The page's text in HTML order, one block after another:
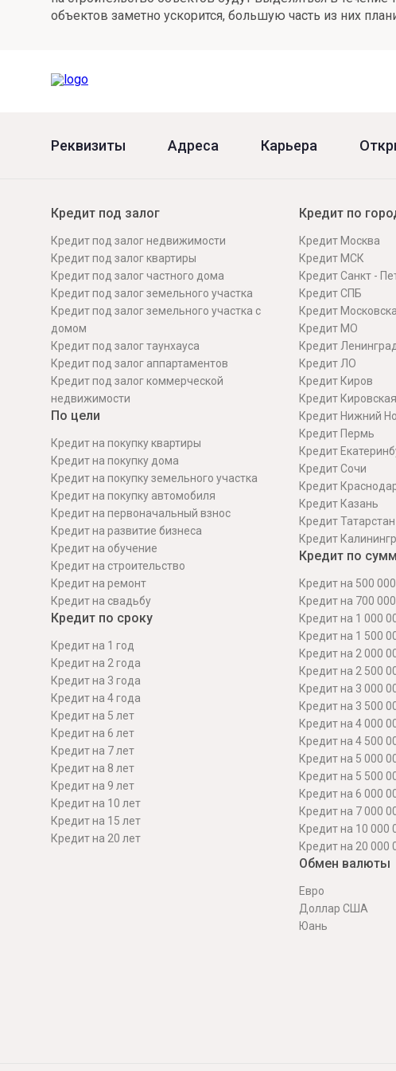
Онлайн
Удаленная идентификация
Подтверждение согласия через Госуслуги
объектов заметно ускорится, большую часть из них
Реквизиты Адреса Карьера
Кредит под залог
Кредит под залог недвижимости
Кредит под залог квартиры
Кредит под залог частного дома
Кредит под залог земельного участка
Кредит под залог земельного участка с
домом
Кредит под залог таунхауса
Кредит под залог аппартаментов
Кредит под залог коммерческой
недвижимости
По цели
Кредит на покупку квартиры
Кредит на покупку дома
Кредит на покупку земельного участка
Кредит на покупку автомобиля
Кредит на первоначальный взнос
Кредит на развитие бизнеса
Кредит на обучение
Кредит на строительcтво
Кредит на ремонт
Кредит на свадьбу
Кредит по сроку
Кредит на 1 год
Кредит на 2 года
Кредит на 3 года
Кредит на 4 года
Кредит на 5 лет
Кредит на 6 лет
Кредит на 7 лет
Кредит на 8 лет
Кредит на 9 лет
Кредит на 10 лет
Кредит на 15 лет
Кредит на 20 лет
Кредит по
Кредит Москва
Кредит МСК
Кредит Санкт -
Кредит СПБ
Кредит
Кредит МО
Кредит
Кредит ЛО
Кредит Киров
Кредит
Кредит Нижний
Кредит Пермь
Кредит
Кредит Сочи
Кредит
Кредит Казань
Кредит Татарстан
Кредит
Кредит по
Кредит на 500
Кредит на 700
Кредит на 1 000
Кредит на 1 500
Кредит на 2 000
Кредит на 2 500
Кредит на 3 000
Кредит на 3 500
Кредит на 4 000
Кредит на 4 500
Кредит на 5 000
Кредит на 5 500
Кредит на 6 000
Кредит на 7 000
Кредит на 10 000
Кредит на 20 000
Обмен валюты
Евро
Доллар США
Юань